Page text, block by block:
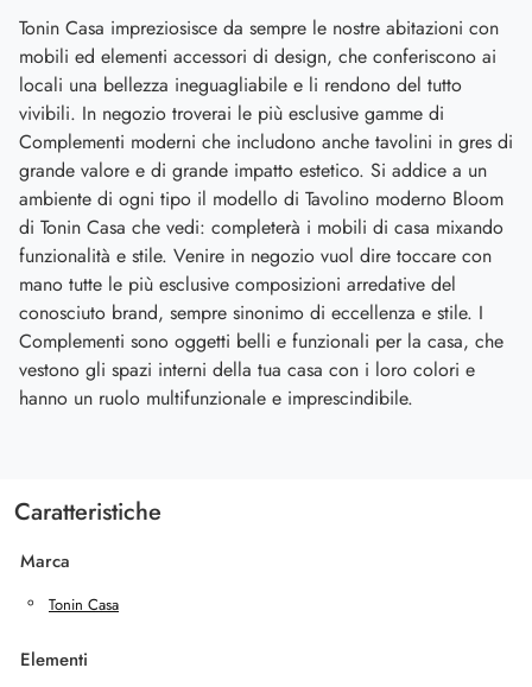
Tonin Casa impreziosisce da sempre le nostre abitazioni con
mobili ed elementi accessori di design, che conferiscono ai
locali una bellezza ineguagliabile e li rendono del tutto
vivibili. In negozio troverai le più esclusive gamme di
Complementi moderni che includono anche tavolini in gres di
grande valore e di grande impatto estetico. Si addice a un
ambiente di ogni tipo il modello di Tavolino moderno Bloom
di Tonin Casa che vedi: completerà i mobili di casa mixando
funzionalità e stile. Venire in negozio vuol dire toccare con
mano tutte le più esclusive composizioni arredative del
conosciuto brand, sempre sinonimo di eccellenza e stile. I
Complementi sono oggetti belli e funzionali per la casa, che
vestono gli spazi interni della tua casa con i loro colori e
hanno un ruolo multifunzionale e imprescindibile.
Caratteristiche
Marca
Tonin Casa
Elementi